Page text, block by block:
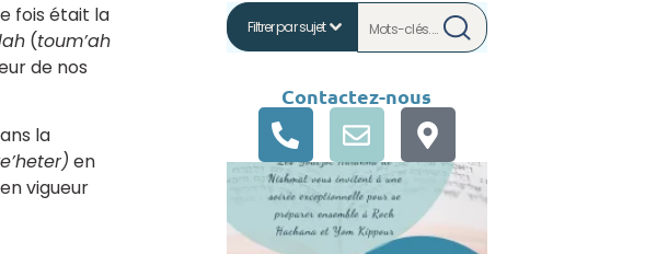
fois était la
(toum’ah
de nos
la
en
vigueur
Contactez-nous